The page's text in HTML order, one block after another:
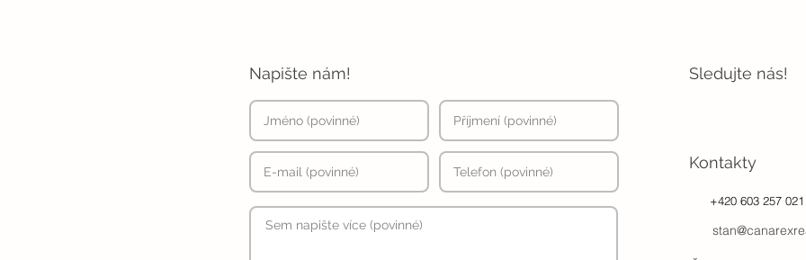
Napište nám! Sledujte nás!
Kontakty
+420 603 257 021